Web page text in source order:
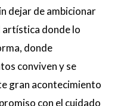
dejar de ambicionar
artística donde lo
donde
conviven y se
gran acontecimiento
con el cuidado